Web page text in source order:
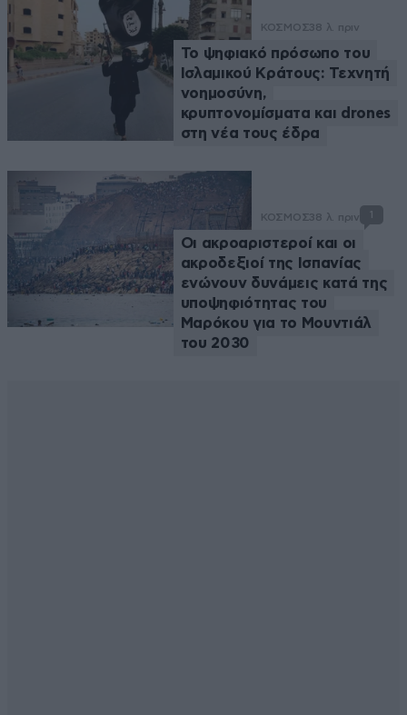
ΚΟΣΜΟΣ38 λ. πριν
Το ψηφιακό πρόσωπο του
Ισλαμικού Κράτους: Τεχνητή
νοημοσύνη,
κρυπτονομίσματα και drones
στη νέα τους έδρα
ΚΟΣΜΟΣ38 λ. πριν 1
Οι ακροαριστεροί και οι
ακροδεξιοί της Ισπανίας
ενώνουν δυνάμεις κατά της
υποψηφιότητας του
Μαρόκου για το Μουντιάλ
του 2030